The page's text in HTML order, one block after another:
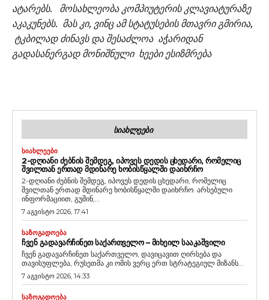
ატარებს. მოსახლეობა კომპიუტერის კლავიატურაზე
აკაკუნებს. მას კი, ვინც ამ სტატუსების მთავრი გმირია,
ტკბილად ძინავს და შესაძლოა აჭარიდან
გადასანერგად მონიშნული ხეები ესიზმრება
ᲡᲘᲐᲮᲚᲔᲔᲑᲘ
ᲡᲘᲐᲮᲚᲔᲔᲑᲘ
2-ᲓᲦᲘᲐᲜᲘ ᲫᲔᲑᲜᲘᲡ ᲨᲔᲛᲓᲔᲒ, ᲘᲞᲝᲕᲔᲡ ᲓᲔᲓᲘᲡ ᲪᲮᲔᲓᲐᲠᲘ, ᲠᲝᲛᲔᲚᲘᲪ
ᲨᲕᲘᲚᲗᲐᲜ ᲔᲠᲗᲐᲓ ᲛᲓᲘᲜᲐᲠᲔ ᲮᲝᲑᲘᲡᲬᲧᲐᲚᲨᲘ ᲓᲐᲘᲮᲠᲩᲝ
2-დღიანი ძებნის შემდეგ, იპოვეს დედის ცხედარი, რომელიც
შვილთან ერთად მდინარე ხობისწყალში დაიხრჩო. არსებული
ინფორმაციით, გუშინ,...
7 აგვისტო 2026, 17:41
ᲡᲐᲖᲝᲒᲐᲓᲝᲔᲑᲐ
ᲩᲕᲔᲜ ᲒᲐᲓᲐᲕᲐᲠᲩᲘᲜᲔᲗ ᲡᲐᲥᲐᲠᲗᲕᲔᲚᲝ – ᲛᲘᲮᲔᲘᲚ ᲡᲐᲐᲙᲐᲨᲕᲘᲚᲘ
ჩვენ გადავარჩინეთ საქართველო, დავიცავით ღირსება და
თავისუფლება, რუსეთმა კი ომის ვერც ერთ სტრატეგიულ მიზანს...
7 აგვისტო 2026, 14:33
ᲡᲐᲖᲝᲒᲐᲓᲝᲔᲑᲐ